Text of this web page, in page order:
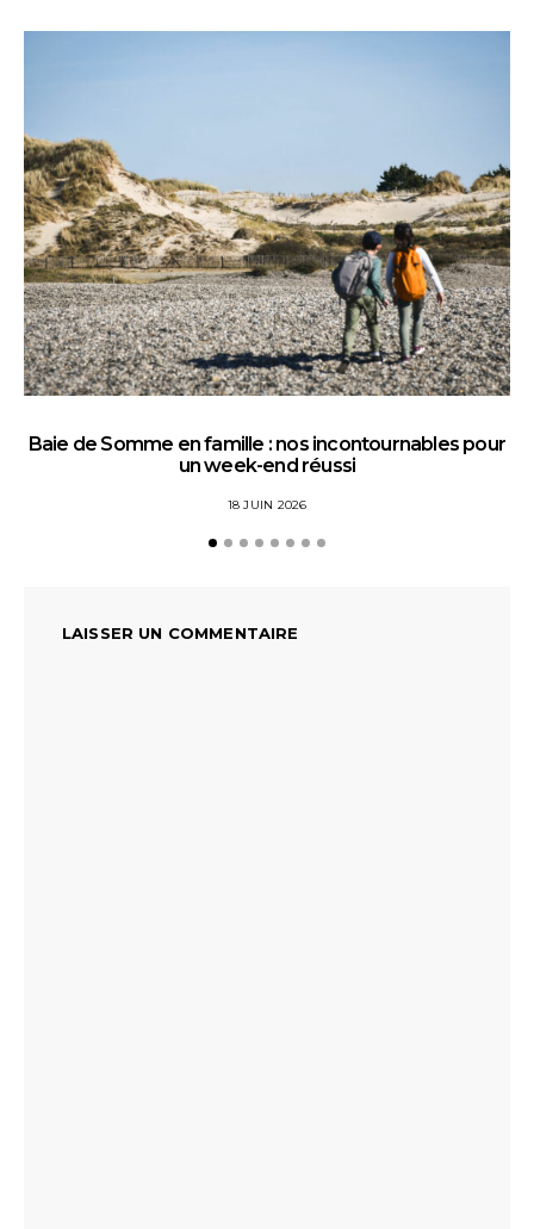
Baie de Somme en famille : nos incontournables pour
un week-end réussi
18 JUIN 2026
LAISSER UN COMMENTAIRE